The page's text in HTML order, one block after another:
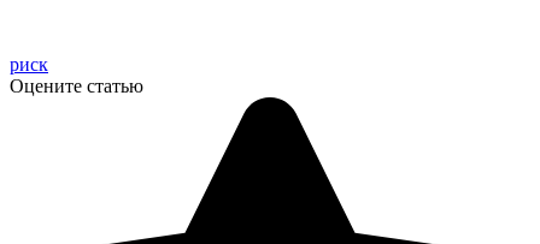
риск
Оцените статью